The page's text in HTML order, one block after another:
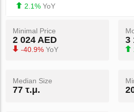
2.1% YoY
Minimal Price
2 024 AED
-40.9% YoY
3
Median Size
77 τ.μ.